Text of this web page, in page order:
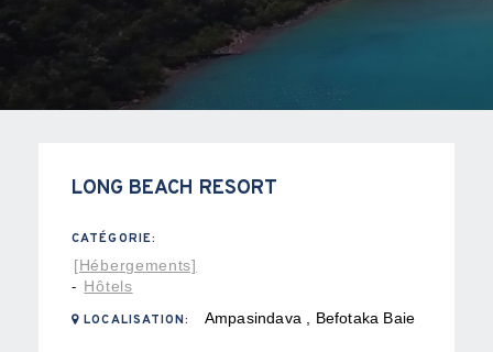
LONG BEACH RESORT
CATÉGORIE:
[Hébergements]
- Hôtels
LOCALISATION: Ampasindava , Befotaka Baie